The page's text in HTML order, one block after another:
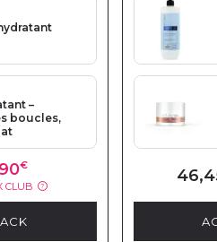
–
boucles,
€
CLUB ?